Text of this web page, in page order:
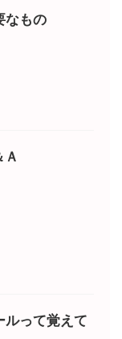
なもの
ルって覚えて